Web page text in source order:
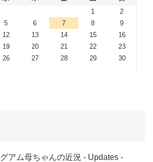
1
2
5 6 7 8
9
12 13 14 15
16
19 20 21 22
23
26 27 28 29
30
グアム母ちゃんの近況 - Updates -